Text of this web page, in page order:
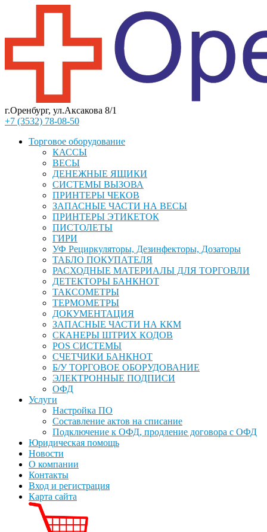
г.Оренбург, ул.Аксакова 8/1
+7 (3532) 78-08-50
Торговое оборудование
КАССЫ
ВЕСЫ
ДЕНЕЖНЫЕ ЯЩИКИ
СИСТЕМЫ ВЫЗОВА
ПРИНТЕРЫ ЧЕКОВ
ЗАПАСНЫЕ ЧАСТИ НА ВЕСЫ
ПРИНТЕРЫ ЭТИКЕТОК
ПИСТОЛЕТЫ
ГИРИ
УФ Рециркуляторы, Дезинфекторы, Дозаторы
ТАБЛО ПОКУПАТЕЛЯ
РАСХОДНЫЕ МАТЕРИАЛЫ ДЛЯ ТОРГОВЛИ
ДЕТЕКТОРЫ БАНКНОТ
ТАКСОМЕТРЫ
ТЕРМОМЕТРЫ
ДОКУМЕНТАЦИЯ
ЗАПАСНЫЕ ЧАСТИ НА ККМ
СКАНЕРЫ ШТРИХ КОДОВ
POS СИСТЕМЫ
СЧЕТЧИКИ БАНКНОТ
Б/У ТОРГОВОЕ ОБОРУДОВАНИЕ
ЭЛЕКТРОННЫЕ ПОДПИСИ
ОФД
Услуги
Настройка ПО
Составление актов на списание
Подключение к ОФД, продление договора с ОФД
Юридическая помощь
Новости
О компании
Контакты
Вход и регистрация
Карта сайта